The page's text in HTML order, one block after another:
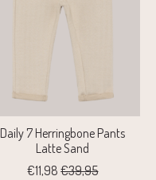
Daily 7 Herringbone Pants
Latte Sand
€11,98 €39,95